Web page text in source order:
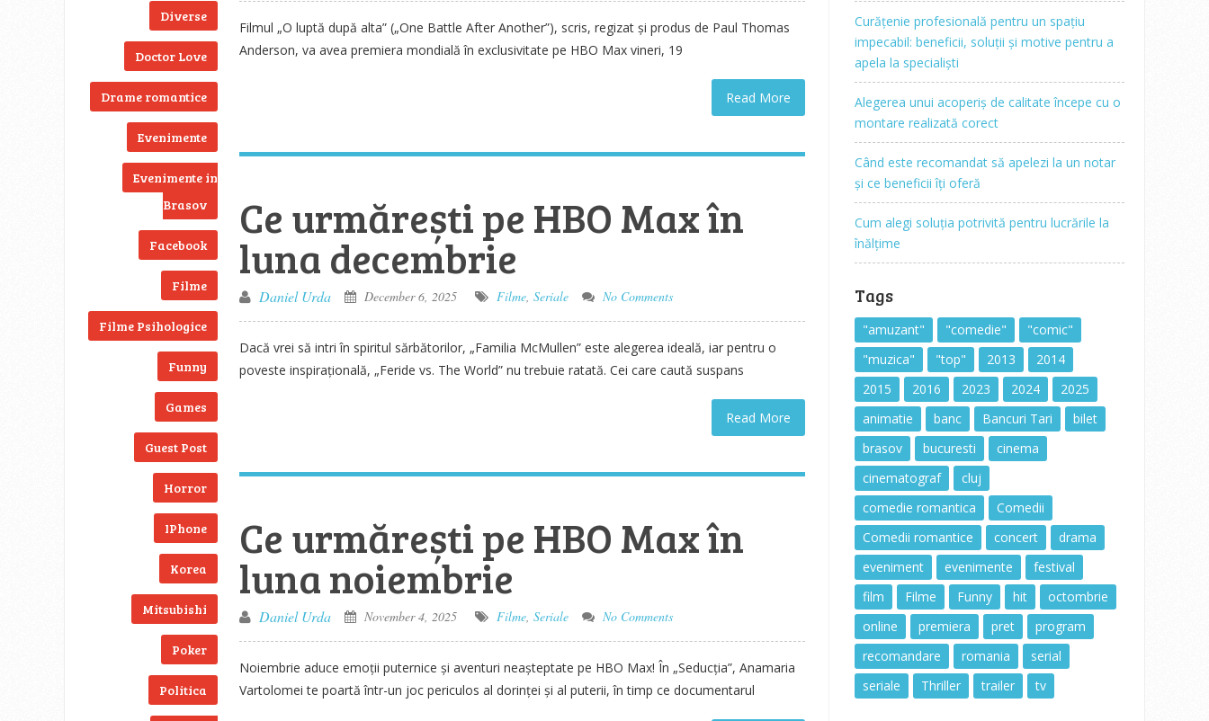
Diverse
Doctor Love
Drame romantice
Evenimente
Evenimente in
Brasov
Facebook
Filme
Filme Psihologice
Funny
Games
Guest Post
Horror
IPhone
Korea
Mitsubishi
Poker
Politica
Filmul „O luptă după alta” („One Battle After Another”), scris, regizat și produs de Paul Thomas
Anderson, va avea premiera mondială în exclusivitate pe HBO Max vineri, 19
Read More
Ce urmărești pe HBO Max în
luna decembrie
Daniel Urda December 6, 2025 Filme, Seriale No Comments
Dacă vrei să intri în spiritul sărbătorilor, „Familia McMullen” este alegerea ideală, iar pentru o
poveste inspirațională, „Feride vs. The World” nu trebuie ratată. Cei care caută suspans
Read More
Ce urmărești pe HBO Max în
luna noiembrie
Daniel Urda November 4, 2025 Filme, Seriale No Comments
Noiembrie aduce emoții puternice și aventuri neașteptate pe HBO Max! În „Seducția”, Anamaria
Vartolomei te poartă într-un joc periculos al dorinței și al puterii, în timp ce documentarul
Curățenie profesională pentru un spațiu
impecabil: beneficii, soluții și motive pentru a
apela la specialiști
Alegerea unui acoperiș de calitate începe cu o
montare realizată corect
Când este recomandat să apelezi la un notar
și ce beneficii îți oferă
Cum alegi soluția potrivită pentru lucrările la
înălțime
Tags
"amuzant" "comedie"
"comic"
"muzica"
"top" 2013
2014
2015
2016 2023 2024
2025
animatie
banc Bancuri Tari
bilet
brasov
bucuresti
cinema
cinematograf
cluj
comedie romantica
Comedii
Comedii romantice
concert
drama
eveniment
evenimente
festival
film
Filme Funny hit
octombrie
online
premiera pret
program
recomandare
romania
serial
seriale
Thriller trailer tv